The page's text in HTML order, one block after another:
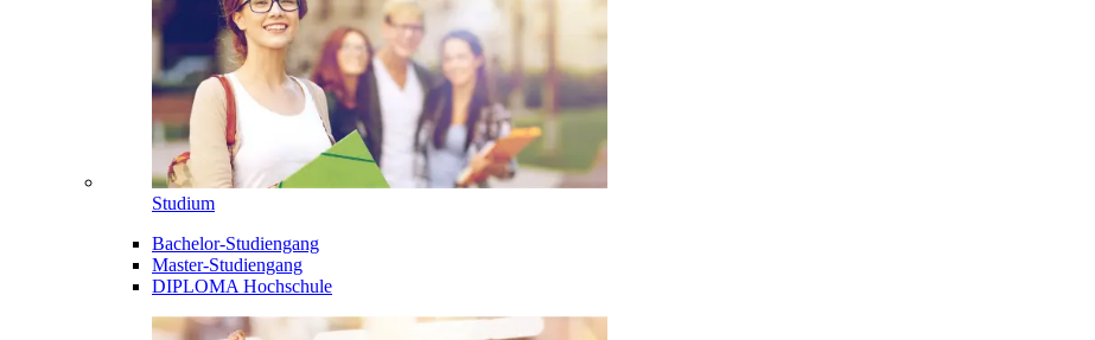
Studium
Bachelor-Studiengang
Master-Studiengang
DIPLOMA Hochschule